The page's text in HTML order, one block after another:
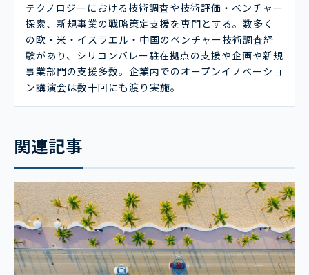
テクノロジーにおける技術調査や技術評価・ベンチャー
探索、新規事業の戦略策定支援を専門とする。数多く
の欧・米・イスラエル・中国のベンチャー技術調査経
験があり、シリコンバレー駐在拠点の支援や企画や新規
事業部門の支援多数。企業内でのオープンイノベーショ
ン講演会は数十回にも渡り実施。
関連記事